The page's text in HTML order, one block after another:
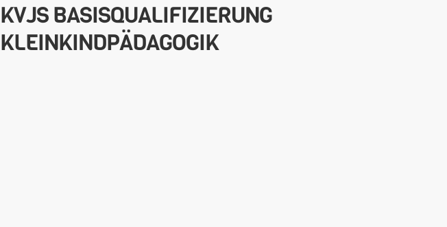
KVJS BASISQUALIFIZIERUNG
KLEINKINDPÄDAGOGIK